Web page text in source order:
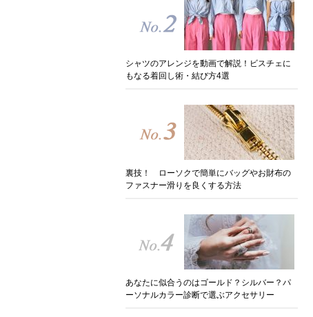
シャツのアレンジを動画で解説！ビスチェに
もなる着回し術・結び方4選
裏技！ ローソクで簡単にバッグやお財布の
ファスナー滑りを良くする方法
あなたに似合うのはゴールド？シルバー？パ
ーソナルカラー診断で選ぶアクセサリー